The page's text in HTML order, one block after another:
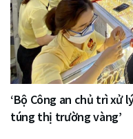
‘Bộ Công an chủ trì xử
túng thị trường vàng’